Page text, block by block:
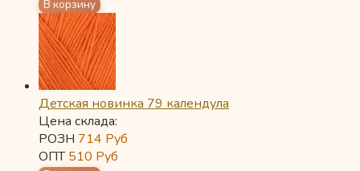
Детская новинка 79 календула
Цена склада:
РОЗН 714 Руб
ОПТ510 Руб